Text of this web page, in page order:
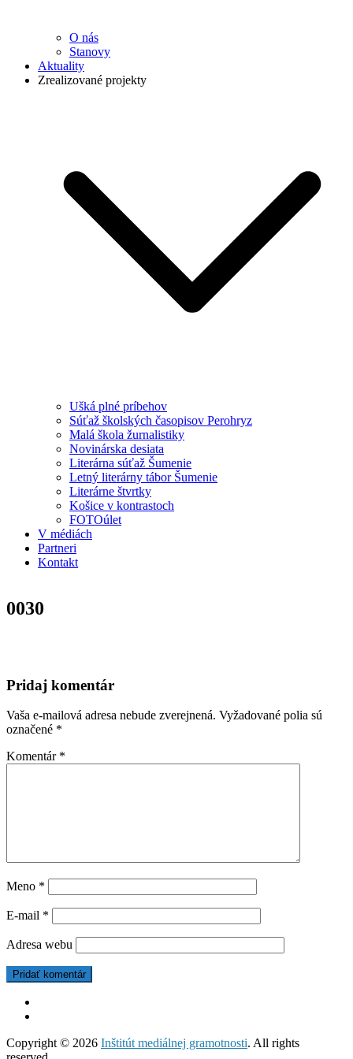
O nás
Stanovy
Aktuality
Zrealizované projekty
Ušká plné príbehov
Súťaž školských časopisov Perohryz
Malá škola žurnalistiky
Novinárska desiata
Literárna súťaž Šumenie
Letný literárny tábor Šumenie
Literárne štvrtky
Košice v kontrastoch
FOTOúlet
V médiách
Partneri
Kontakt
0030
Pridaj komentár
Vaša e-mailová adresa nebude zverejnená. Vyžadované polia sú
označené *
Komentár *
Meno *
E-mail *
Adresa webu
Copyright © 2026 Inštitút mediálnej gramotnosti. All rights